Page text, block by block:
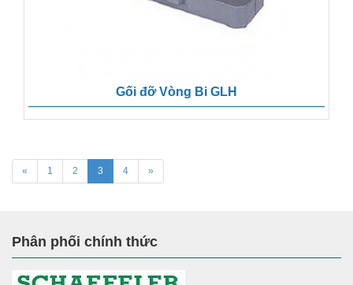
Gối đỡ Vòng Bi GLH
« 1 2 3 4 »
Phân phối chính thức